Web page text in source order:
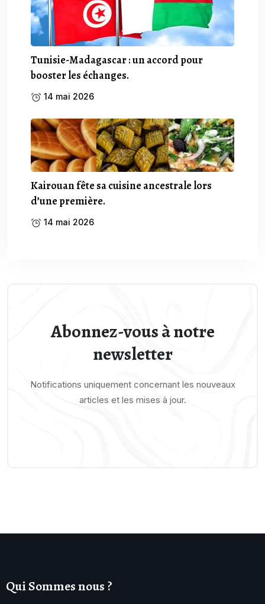
Tunisie-Madagascar : un accord pour
booster les échanges.
14 mai 2026
Kairouan fête sa cuisine ancestrale lors
d’une première.
14 mai 2026
Abonnez-vous à notre
newsletter
Notifications uniquement concernant les nouveaux
articles et les mises à jour.
Qui Sommes nous ?